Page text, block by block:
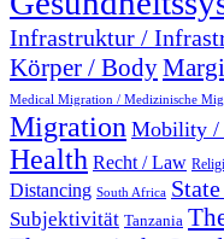
Infrastruktur /
Körper / Body
Medical Migration / Medizinische
Migration Mobility /
Health Recht / Law
Distancing South Africa
Subjektivität Tanzania